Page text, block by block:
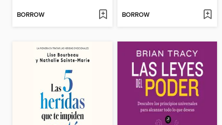
BORROW BORROW